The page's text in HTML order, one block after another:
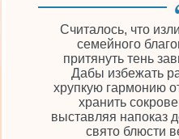
Считалось, что
семейного
притянуть тень
Дабы избежать
хрупкую гармонию
хранить
выставляя напоказ
свято блюсти